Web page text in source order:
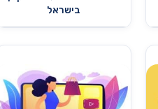
בישראל